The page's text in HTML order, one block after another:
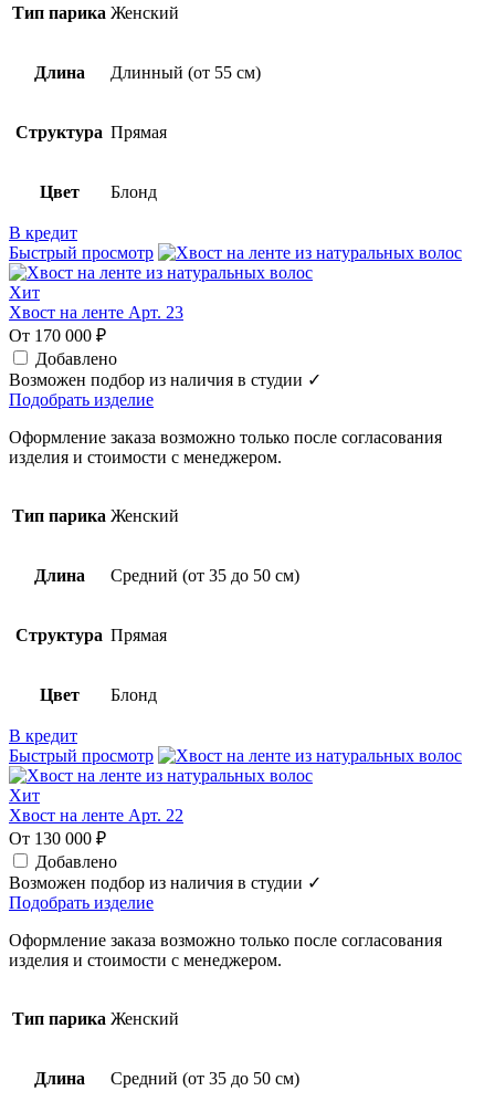
Тип парика Женский
Длина Длинный (от 55 см)
Структура Прямая
Цвет Блонд
В кредит
Быстрый просмотр
Хит
Хвост на ленте Арт. 23
От 170 000 ₽
Добавлено
Возможен подбор из наличия в студии ✓
Подобрать изделие
Оформление заказа возможно только после согласования
изделия и стоимости с менеджером.
Тип парика Женский
Длина Средний (от 35 до 50 см)
Структура Прямая
Цвет Блонд
В кредит
Быстрый просмотр
Хит
Хвост на ленте Арт. 22
От 130 000 ₽
Добавлено
Возможен подбор из наличия в студии ✓
Подобрать изделие
Оформление заказа возможно только после согласования
изделия и стоимости с менеджером.
Тип парика Женский
Длина Средний (от 35 до 50 см)